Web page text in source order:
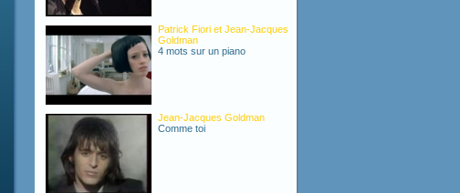
Patrick Fiori et Jean-Jacques
Goldman
4 mots sur un piano
Jean-Jacques Goldman
Comme toi